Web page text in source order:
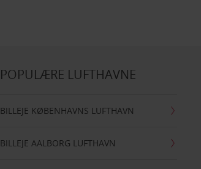
POPULÆRE LUFTHAVNE
BILLEJE KØBENHAVNS LUFTHAVN
BILLEJE AALBORG LUFTHAVN